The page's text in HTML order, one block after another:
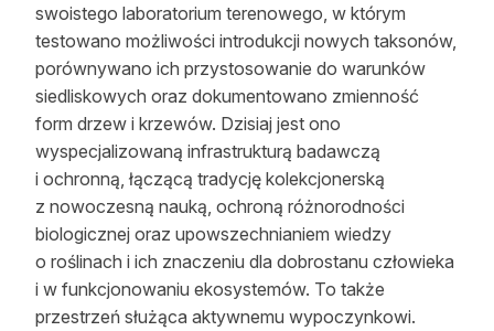
swoistego laboratorium terenowego, w którym
testowano możliwości introdukcji nowych taksonów,
porównywano ich przystosowanie do warunków
siedliskowych oraz dokumentowano zmienność
form drzew i krzewów. Dzisiaj jest ono
wyspecjalizowaną infrastrukturą badawczą
i ochronną, łączącą tradycję kolekcjonerską
z nowoczesną nauką, ochroną różnorodności
biologicznej oraz upowszechnianiem wiedzy
o roślinach i ich znaczeniu dla dobrostanu człowieka
i w funkcjonowaniu ekosystemów. To także
przestrzeń służąca aktywnemu wypoczynkowi.